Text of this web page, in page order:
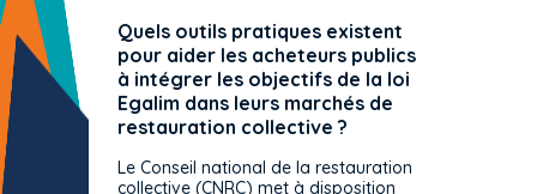
Quels outils pratiques existent
pour aider les acheteurs publics
à intégrer les objectifs de la loi
Egalim dans leurs marchés de
restauration collective ?
Le Conseil national de la restauration
collective (CNRC) met à disposition